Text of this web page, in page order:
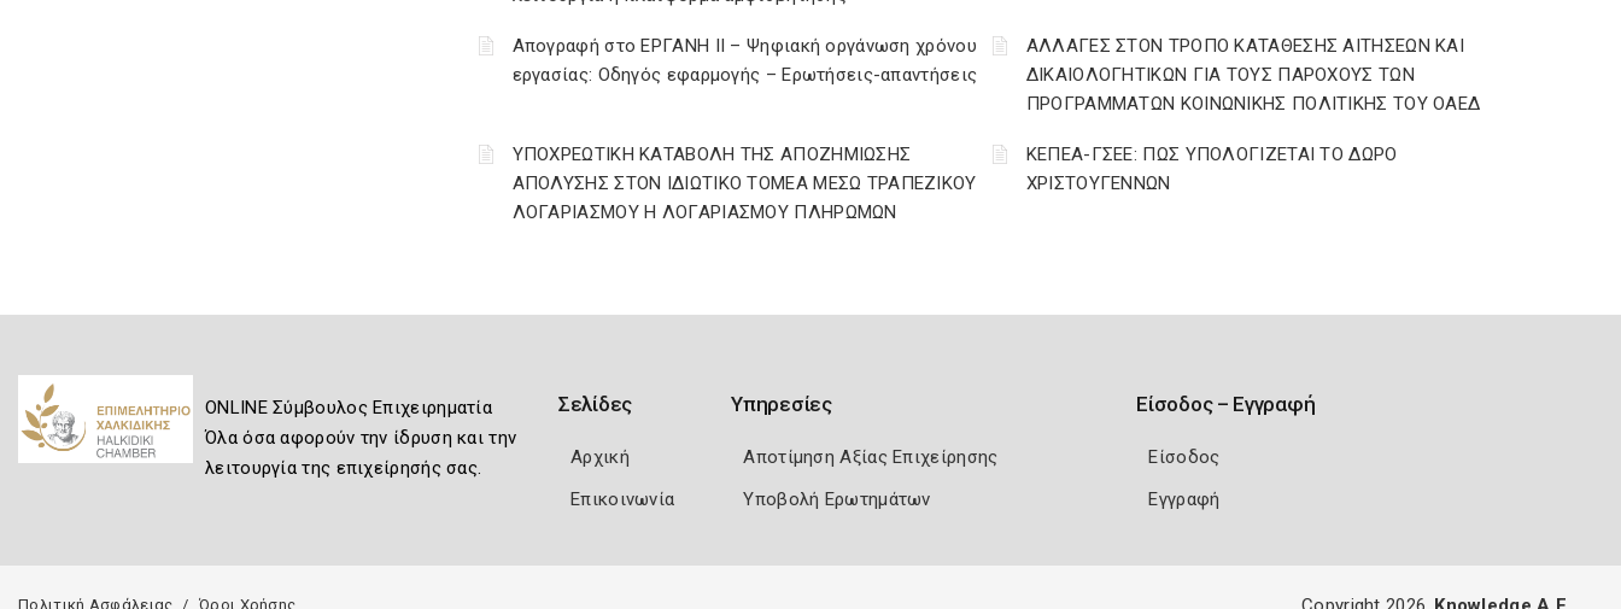
Απογραφή στο ΕΡΓΑΝΗ ΙΙ – Ψηφιακή οργάνωση χρόνου
εργασίας: Οδηγός εφαρμογής – Ερωτήσεις-απαντήσεις
ΑΛΛΑΓΕΣ ΣΤΟΝ ΤΡΟΠΟ ΚΑΤΑΘΕΣΗΣ ΑΙΤΗΣΕΩΝ ΚΑΙ
ΔΙΚΑΙΟΛΟΓΗΤΙΚΩΝ ΓΙΑ ΤΟΥΣ ΠΑΡΟΧΟΥΣ ΤΩΝ
ΠΡΟΓΡΑΜΜΑΤΩΝ ΚΟΙΝΩΝΙΚΗΣ ΠΟΛΙΤΙΚΗΣ ΤΟΥ ΟΑΕΔ
YΠΟΧΡΕΩΤΙΚΗ ΚΑΤΑΒΟΛΗ ΤΗΣ ΑΠΟΖΗΜΙΩΣΗΣ
ΑΠΟΛΥΣΗΣ ΣΤΟΝ ΙΔΙΩΤΙΚΟ ΤΟΜΕΑ ΜΕΣΩ ΤΡΑΠΕΖΙΚΟΥ
ΛΟΓΑΡΙΑΣΜΟΥ Η ΛΟΓΑΡΙΑΣΜΟΥ ΠΛΗΡΩΜΩΝ
ΚΕΠΕΑ-ΓΣΕΕ: ΠΩΣ ΥΠΟΛΟΓΙΖΕΤΑΙ ΤΟ ΔΩΡΟ
ΧΡΙΣΤΟΥΓΕΝΝΩΝ
ONLINE Σύμβουλος Επιχειρηματία
Όλα όσα αφορούν την ίδρυση και την
λειτουργία της επιχείρησής σας.
Σελίδες
Αρχική
Επικοινωνία
Υπηρεσίες
Αποτίμηση Αξίας Επιχείρησης
Υποβολή Ερωτημάτων
Είσοδος – Εγγραφή
Είσοδος
Εγγραφή
Πολιτική Ασφάλειας Όροι Χρήσης